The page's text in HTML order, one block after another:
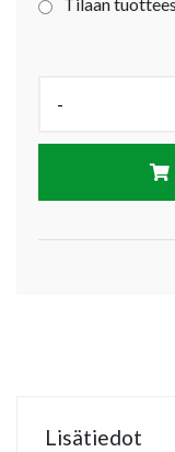
Tilaan
-
Lisätiedot